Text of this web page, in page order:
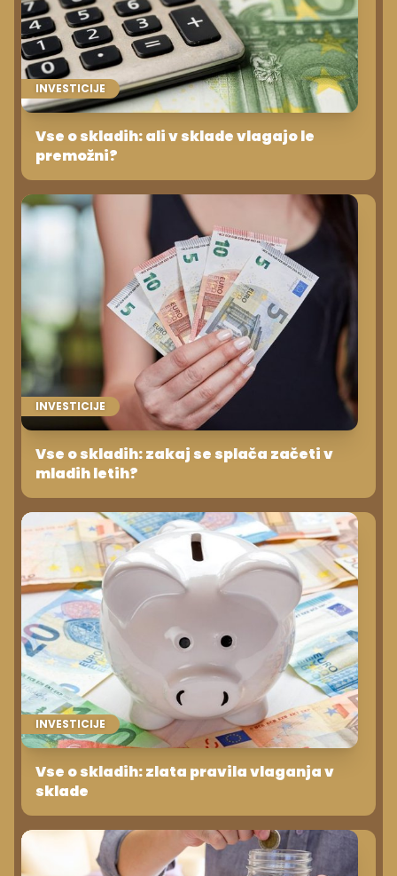
INVESTICIJE
Vse o skladih: ali v sklade vlagajo le
premožni?
INVESTICIJE
Vse o skladih: zakaj se splača začeti v
mladih letih?
INVESTICIJE
Vse o skladih: zlata pravila vlaganja v
sklade